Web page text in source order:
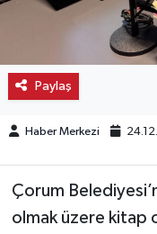
Paylaş
Haber Merkezi
Çorum
olmak üzere kitap
Kargı
Laçin
Mecitözü
Oğuzlar
Ortaköy